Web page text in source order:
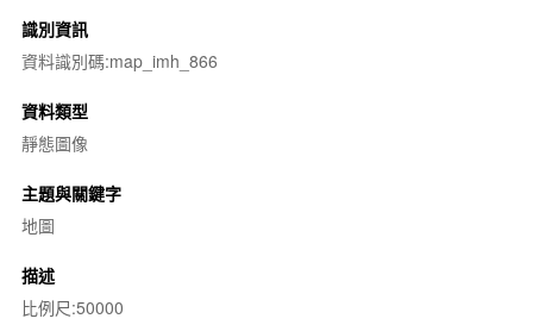
識別資訊
資料識別碼:map_imh_866
資料類型
靜態圖像
主題與關鍵字
地圖
描述
比例尺:50000